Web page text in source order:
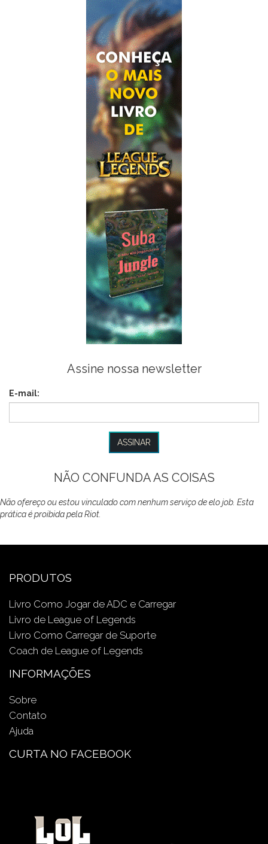
Assine nossa newsletter
E-mail:
NÃO CONFUNDA AS COISAS
Não ofereço ou estou vinculado com nenhum serviço de elo job. Esta
prática é proibida pela Riot.
PRODUTOS
Livro Como Jogar de ADC e Carregar
Livro de League of Legends
Livro Como Carregar de Suporte
Coach de League of Legends
INFORMAÇÕES
Sobre
Contato
Ajuda
CURTA NO FACEBOOK